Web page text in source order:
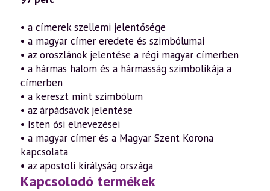
• a címerek szellemi jelentősége
• a magyar címer eredete és szimbólumai
• az oroszlánok jelentése a régi magyar címerben
• a hármas halom és a hármasság szimbolikája a
címerben
• a kereszt mint szimbólum
• az árpádsávok jelentése
• Isten ősi elnevezései
• a magyar címer és a Magyar Szent Korona
kapcsolata
• az apostoli királyság országa
Kapcsolodó termékek